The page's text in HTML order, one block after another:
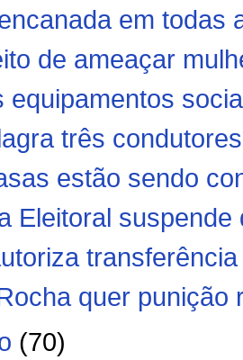
em todas
de ameaçar
equipamentos
três
estão sendo
Eleitoral
quer punição
(70)